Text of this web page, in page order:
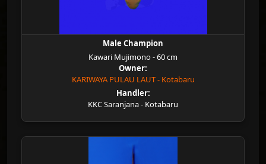
Male Champion
Kawari Mujimono - 60 cm
Owner:
KARIWAYA PULAU LAUT - Kotabaru
Handler:
KKC Saranjana - Kotabaru